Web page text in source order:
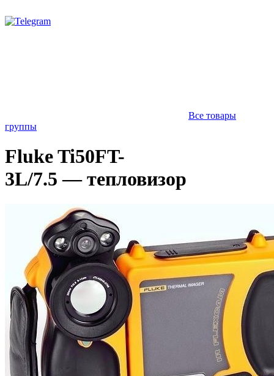
Все товары
группы
Fluke Ti50FT-
3L/7.5 — тепловизор